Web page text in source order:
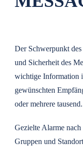
Der Schwerpunkt
und Sicherheit des
wichtige Information
gewünschten
oder mehrere tausend.
Gezielte Alarme
Gruppen und